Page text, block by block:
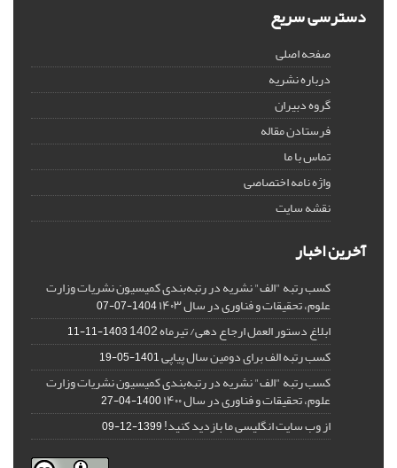
دسترسی سریع
صفحه اصلی
درباره نشریه
گروه دبیران
فرستادن مقاله
تماس با ما
واژه نامه اختصاصی
نقشه سایت
آخرین اخبار
کسب رتبه "الف" نشریه در رتبه‌بندی کمیسیون نشریات وزارت
علوم، تحقیقات و فناوری در سال ۱۴۰۳ 1404-07-07
ابلاغ دستور العمل ارجاع دهی/ تیرماه 1402 1403-11-11
کسب رتبه الف برای دومین سال پیاپی1401-05-19
کسب رتبه "الف" نشریه در رتبه‌بندی کمیسیون نشریات وزارت
علوم، تحقیقات و فناوری در سال ۱۴۰۰ 1400-04-27
از وب سایت انگلیسی ما بازدید کنید!1399-12-09